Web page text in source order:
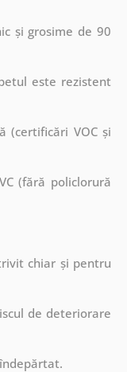
și grosime de 90
este rezistent
(certificări VOC și
(fără policlorură
chiar și pentru
de deteriorare